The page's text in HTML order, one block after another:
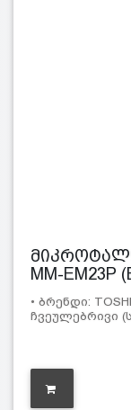
MM-EM23P
• ბრენდი:
ჩვეულებრივი